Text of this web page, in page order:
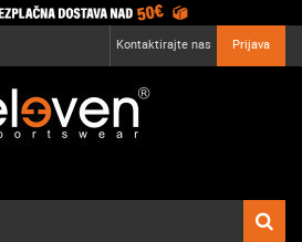
Prijava
Kontaktirajte nas